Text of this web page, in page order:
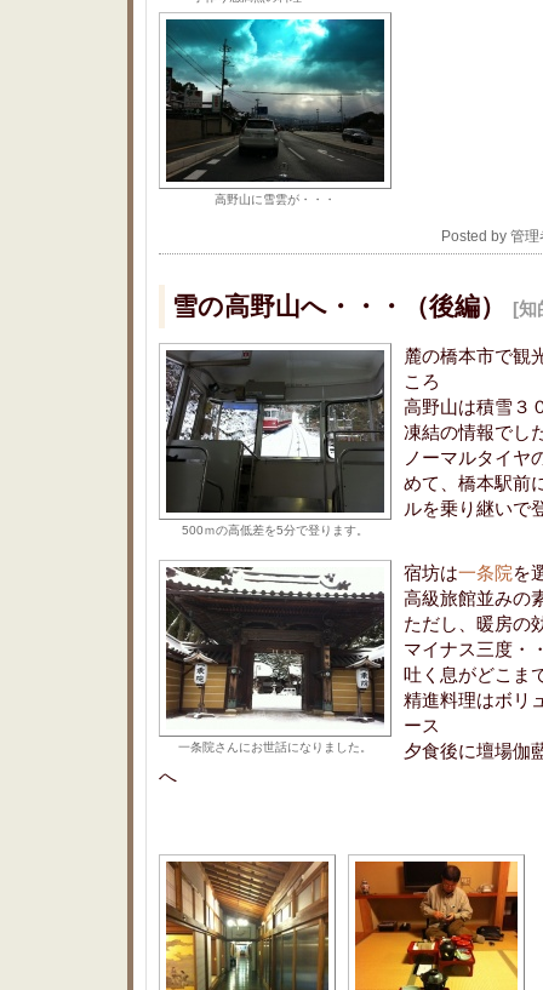
高野山に雪雲が・・・
Posted by 管
雪の高野山へ・・・（後編） [知
500ｍの高低差を5分で登ります。
麓の橋本市で観
ころ
高野山は積雪３
凍結の情報でし
ノーマルタイヤ
めて、橋本駅前
ルを乗り継いで
一条院さんにお世話になりました。
宿坊は一条院を
高級旅館並みの
ただし、暖房の
マイナス三度・
吐く息がどこま
精進料理はボリ
ース
夕食後に壇場伽
へ